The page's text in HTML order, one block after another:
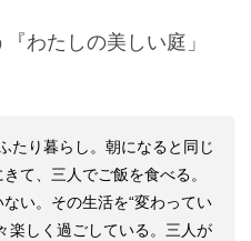
わたしの美しい庭」
たり暮らし。朝になると同じ
て、三人でご飯を食べる。
い。その生活を“変わってい
楽しく過ごしている。三人が